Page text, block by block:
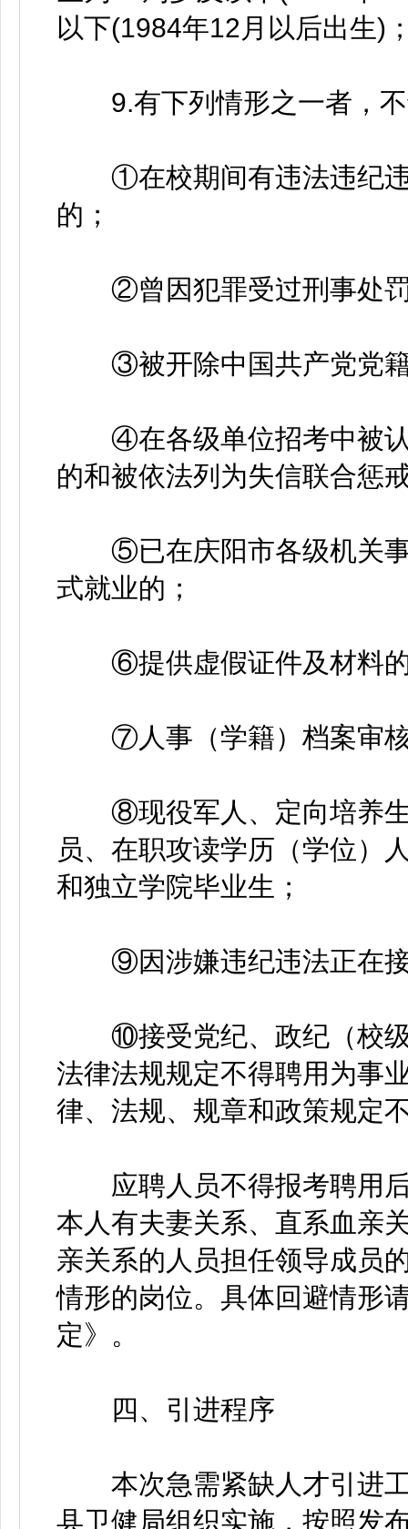
以下(1984年12月以后出生)
9.有下列情形之一者，不
①在校期间有违法违纪违
的；
②曾因犯罪受过刑事处罚
③被开除中国共产党党
④在各级单位招考中被认
的和被依法列为失信联合惩
⑤已在庆阳市各级机关事
式就业的；
⑥提供虚假证件及材料
⑦人事（学籍）档案审核
⑧现役军人、定向培养生
员、在职攻读学历（学位）
和独立学院毕业生；
⑨因涉嫌违纪违法正在接
⑩接受党纪、政纪（校级
法律法规规定不得聘用为事
律、法规、规章和政策规定
应聘人员不得报考聘用后
本人有夫妻关系、直系血亲
亲关系的人员担任领导成员
情形的岗位。具体回避情形
定》。
四、引进程序
本次急需紧缺人才引进工
县卫健局组织实施，按照发